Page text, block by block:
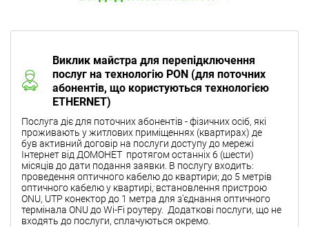
Виклик майстра для перепідключення
послуг на технологію PON (для поточних
абонентів, що користуються технологією
ETHERNET)
Послуга діє для поточних абонентів - фізичних осіб, які
проживають у житлових приміщеннях (квартирах) де
був активний договір на послуги доступу до мережі
Інтернет від ДОМОНЕТ протягом останніх 6 (шести)
місяців до дати подання заявки. В послугу входить:
проведення оптичного кабелю до квартири; до 5 метрів
оптичного кабелю у квартирі;встановлення пристрою
ONU, UTP конектор до 1 метра для з'єднання оптичного
термінала ONU до Wi-Fi роутеру. Додаткові послуги, що не
входять до послуги, сплачуються окремо.